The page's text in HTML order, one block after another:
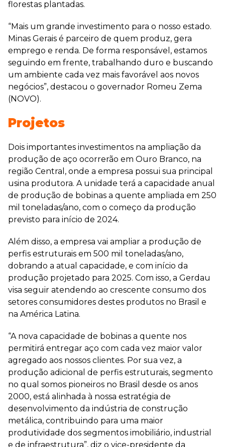
florestas plantadas.
“Mais um grande investimento para o nosso estado.
Minas Gerais é parceiro de quem produz, gera
emprego e renda. De forma responsável, estamos
seguindo em frente, trabalhando duro e buscando
um ambiente cada vez mais favorável aos novos
negócios”, destacou o governador Romeu Zema
(NOVO).
Projetos
Dois importantes investimentos na ampliação da
produção de aço ocorrerão em Ouro Branco, na
região Central, onde a empresa possui sua principal
usina produtora. A unidade terá a capacidade anual
de produção de bobinas a quente ampliada em 250
mil toneladas/ano, com o começo da produção
previsto para início de 2024.
Além disso, a empresa vai ampliar a produção de
perfis estruturais em 500 mil toneladas/ano,
dobrando a atual capacidade, e com início da
produção projetado para 2025. Com isso, a Gerdau
visa seguir atendendo ao crescente consumo dos
setores consumidores destes produtos no Brasil e
na América Latina.
“A nova capacidade de bobinas a quente nos
permitirá entregar aço com cada vez maior valor
agregado aos nossos clientes. Por sua vez, a
produção adicional de perfis estruturais, segmento
no qual somos pioneiros no Brasil desde os anos
2000, está alinhada à nossa estratégia de
desenvolvimento da indústria de construção
metálica, contribuindo para uma maior
produtividade dos segmentos imobiliário, industrial
e de infraestrutura”, diz o vice-presidente da